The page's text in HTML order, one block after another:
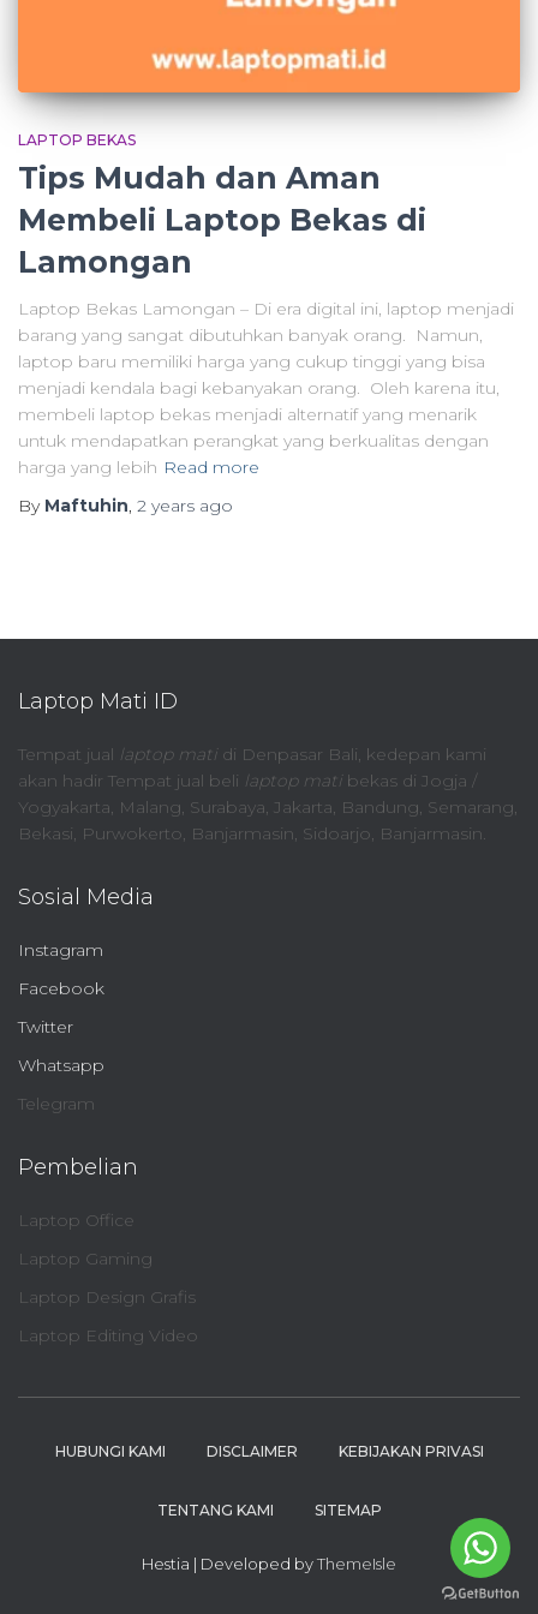
LAPTOP BEKAS
Tips Mudah dan Aman
Membeli Laptop Bekas di
Lamongan
Laptop Bekas Lamongan – Di era digital ini, laptop menjadi
barang yang sangat dibutuhkan banyak orang. Namun,
laptop baru memiliki harga yang cukup tinggi yang bisa
menjadi kendala bagi kebanyakan orang. Oleh karena itu,
membeli laptop bekas menjadi alternatif yang menarik
untuk mendapatkan perangkat yang berkualitas dengan
harga yang lebih Read more
By Maftuhin, 2 years ago
Laptop Mati ID
Tempat jual laptop matidi Denpasar Bali, kedepan kami
akan hadir Tempat jual beli laptop matibekas di Jogja /
Yogyakarta, Malang, Surabaya, Jakarta, Bandung, Semarang,
Bekasi, Purwokerto, Banjarmasin, Sidoarjo, Banjarmasin.
Sosial Media
Instagram
Facebook
Twitter
Whatsapp
Telegram
Pembelian
Laptop Office
Laptop Gaming
Laptop Design Grafis
Laptop Editing Video
HUBUNGI KAMI DISCLAIMER KEBIJAKAN PRIVASI
TENTANG KAMI SITEMAP
Hestia | Developed byThemeIsle